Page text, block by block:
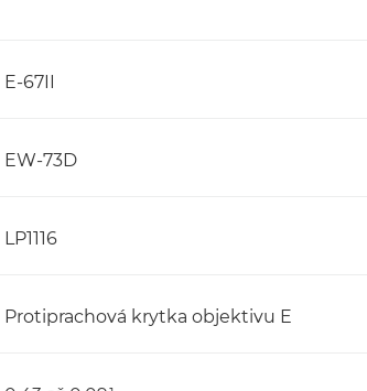
E-67II
EW-73D
LP1116
Protiprachová krytka objektivu E